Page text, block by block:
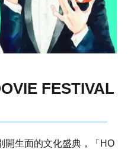
FESTIVAL
開生面的文化盛典，「HO